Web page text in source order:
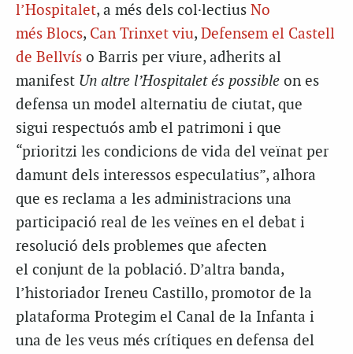
l’Hospitalet, a més dels col·lectius No
més Blocs, Can Trinxet viu, Defensem el Castell
de Bellvís o Barris per viure, adherits al
manifest Un altre l’Hospitalet és possible on es
defensa un model alternatiu de ciutat, que
sigui respectuós amb el patrimoni i que
“prioritzi les condicions de vida del veïnat per
damunt dels interessos especulatius”, alhora
que es reclama a les administracions una
participació real de les veïnes en el debat i
resolució dels problemes que afecten
el conjunt de la població. D’altra banda,
l’historiador Ireneu Castillo, promotor de la
plataforma Protegim el Canal de la Infanta i
una de les veus més crítiques en defensa del